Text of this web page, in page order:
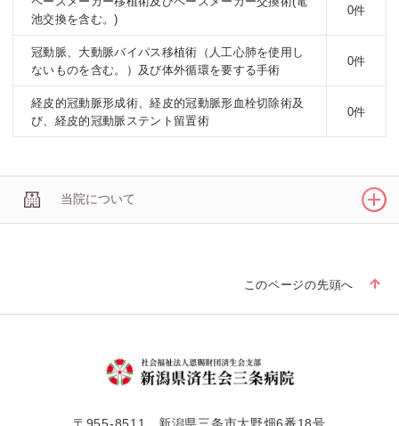
当院について
池交換を含む。)
0件
冠動脈、大動脈バイパス移植術（人工心肺を使用し
ないものを含む。）及び体外循環を要する手術
0件
経皮的冠動脈形成術、経皮的冠動脈形血栓切除術及
び、経皮的冠動脈ステント留置術
0件
このページの先頭へ